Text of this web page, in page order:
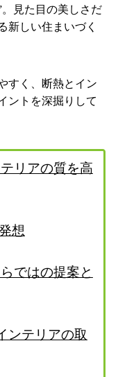
見た目の美しさだ
新しい住まいづく
すく、断熱とイン
ントを深掘りして
リアの質を高
想
ではの提案と
ンテリアの取